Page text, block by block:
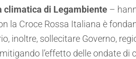
climatica di Legambiente –
la Croce Rossa Italiana è
inoltre, sollecitare Governo,
l’effetto delle ondate di